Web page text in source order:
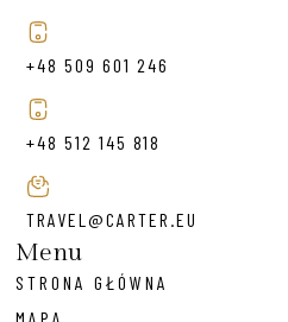
+48 509 601 246
+48 512 145 818
TRAVEL@CARTER.EU
Menu
STRONA GŁÓWNA